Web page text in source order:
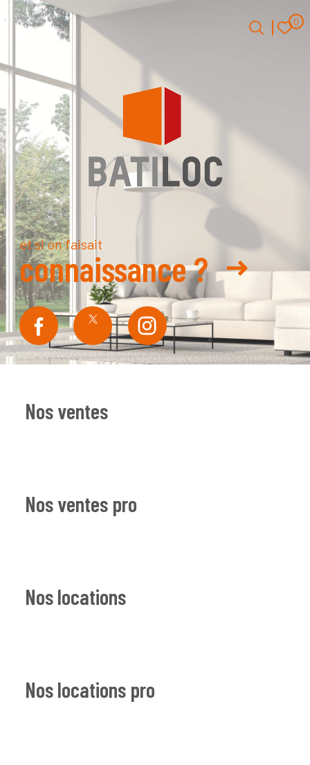
0
Accueil
et si on faisait
connaissance ?
Nos ventes
Nos ventes pro
Nos locations
Nos locations pro